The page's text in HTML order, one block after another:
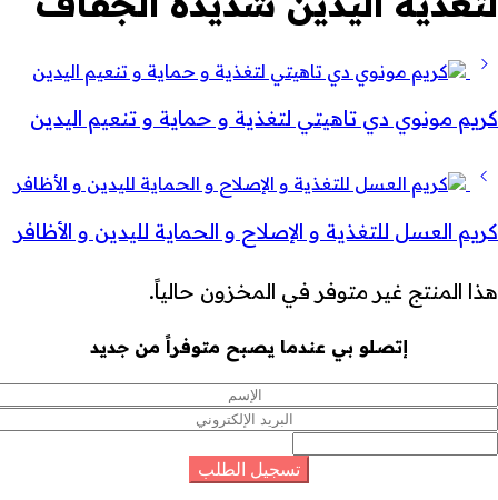
كريم مونوي دي تاهيتي لتغذية و حماية و تنعيم اليدين
كريم العسل للتغذية و الإصلاح و الحماية لليدين و الأظافر
هذا المنتج غير متوفر في المخزون حالياً.
إتصلو بي عندما يصبح متوفراً من جديد